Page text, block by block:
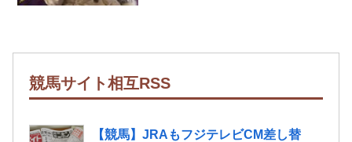
競馬サイト相互RSS
【競馬】JRAもフジテレビCM差し替